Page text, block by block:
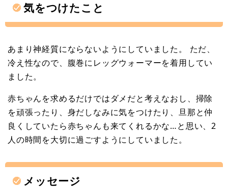
気をつけたこと
あまり神経質にならないようにしていました。 ただ、
冷え性なので、腹巻にレッグウォーマーを着用してい
ました。
赤ちゃんを求めるだけではダメだと考えなおし、掃除
を頑張ったり、身だしなみに気をつけたり、旦那と仲
良くしていたら赤ちゃんも来てくれるかな…と思い、2
人の時間を大切に過ごすようにしていました。
メッセージ